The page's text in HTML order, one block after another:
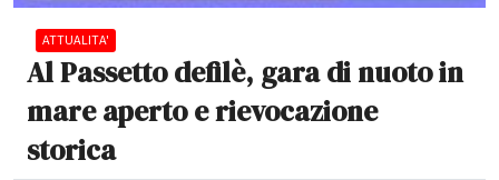
ATTUALITA'
Al Passetto defilè, gara di nuoto in
mare aperto e rievocazione
storica